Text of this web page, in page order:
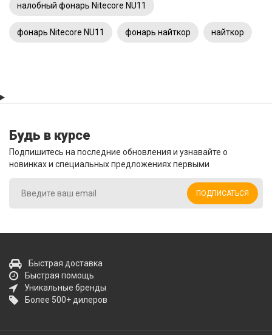
налобный фонарь Nitecore NU11
фонарь Nitecore NU11 фонарь найткор найткор
Будь в курсе
Подпишитесь на последние обновления и узнавайте о
новинках и специальных предложениях первыми
ПОДПИСАТЬСЯ
Быстрая доставка
Быстрая помощь
Уникальные бренды
Более 500+ дилеров